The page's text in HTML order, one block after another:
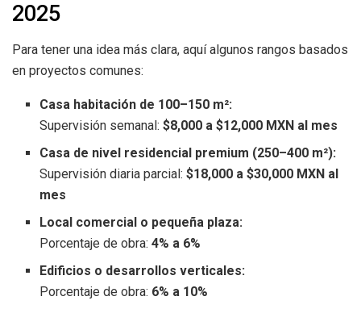
2025
Para tener una idea más clara, aquí algunos rangos basados
en proyectos comunes:
Casa habitación de 100–150 m²:
Supervisión semanal:$8,000 a $12,000 MXN al mes
Casa de nivel residencial premium (250–400 m²):
Supervisión diaria parcial:$18,000 a $30,000 MXN al
mes
Local comercial o pequeña plaza:
Porcentaje de obra:4% a 6%
Edificios o desarrollos verticales:
Porcentaje de obra: 6% a 10%